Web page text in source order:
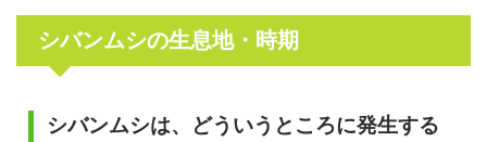
シバンムシの生息地・時期
シバンムシは、どういうところに発生する